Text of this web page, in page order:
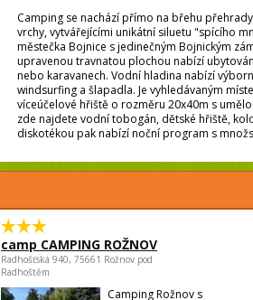
Camping se nachází přímo na břehu
vrchy, vytvářejícími unikátní siluetu "spícího
městečka Bojnice s jedinečným Bojnickým
upravenou travnatou plochou nabízí
nebo karavanech. Vodní hladina nabízí
windsurfing a šlapadla. Je vyhledávaným
víceúčelové hřiště o rozměru 20x40m s
zde najdete vodní tobogán, dětské hřiště,
diskotékou pak nabízí noční program s
camp CAMPING ROŽNOV
Radhošťská 940, 75661 Rožnov pod
Radhoštěm
Camping Rožnov s